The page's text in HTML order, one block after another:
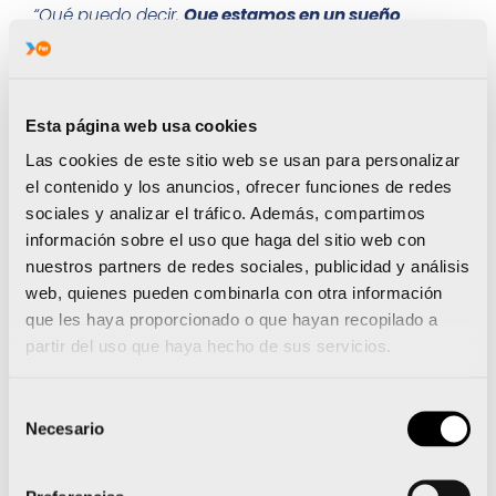
Esta página web usa cookies
Las cookies de este sitio web se usan para personalizar
el contenido y los anuncios, ofrecer funciones de redes
sociales y analizar el tráfico. Además, compartimos
información sobre el uso que haga del sitio web con
nuestros partners de redes sociales, publicidad y análisis
web, quienes pueden combinarla con otra información
que les haya proporcionado o que hayan recopilado a
partir del uso que haya hecho de sus servicios.
Necesario
“Qué puedo decir. Que estamos en un sueño
constante. Sabíamos que, si estábamos
por mucho que lo hagamos perfecto, por mucho
que lo bordemos, hay tanto nivel… Nunca sabes si
algún cuarteto puede superarte. El caso es que las
sensaciones fueron muy buenas desde el primer
momento. En apenas un año, nos hemos
convertido en el primer K4 femenino español en ser
campeón del mundo y de Europa. Poco más se
puede añadir. Quién me lo iba a decir a principios
de 2025. Pero todavía queda temporada por
Aún no hemos terminado. Aún quedan
Estos desafíos a los que alude Bárbara son los
entre el 9 y el 12 de julio, se disputará